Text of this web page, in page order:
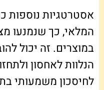
אסטרטגיות נוספות
המלאי, כך שנמנעו
במוצרים. זה יכול
הנלוות לאחסון
לחיסכון משמעותי